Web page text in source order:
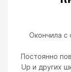
Окончила с
Постоянно
Up и других